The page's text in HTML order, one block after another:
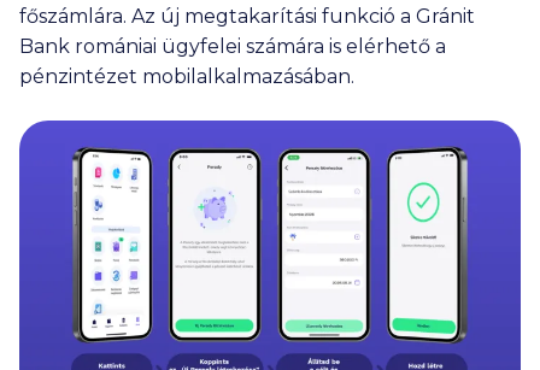
főszámlára. Az új megtakarítási funkció a Gránit
Bank romániai ügyfelei számára is elérhető a
pénzintézet mobilalkalmazásában.